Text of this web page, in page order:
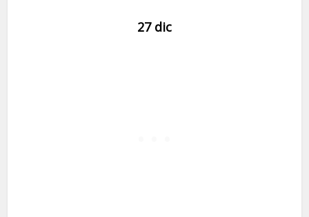
27 dic